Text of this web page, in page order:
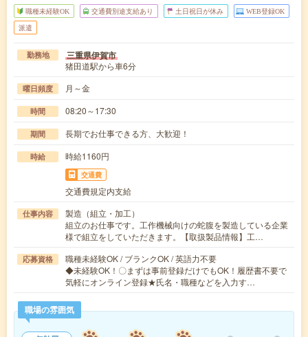
職種未経験OK 交通費別途支給あり 土日祝日が休み WEB登録OK
派遣
勤務地 三重県伊賀市
猪田道駅から車6分
曜日頻度 月～金
時間 08:20～17:30
期間 長期でお仕事できる方、大歓迎！
時給 時給1160円
交通費
交通費規定内支給
仕事内容
製造（組立・加工）
組立のお仕事です。工作機械向けの蛇腹を製造している企業
様で組立をしていただきます。【取扱製品情報】工…
応募資格
職種未経験OK / ブランクOK / 英語力不要
◆未経験OK！〇まずは事前登録だけでもOK！履歴書不要で
気軽にオンライン登録★氏名・職種などを入力す…
職場の雰囲気